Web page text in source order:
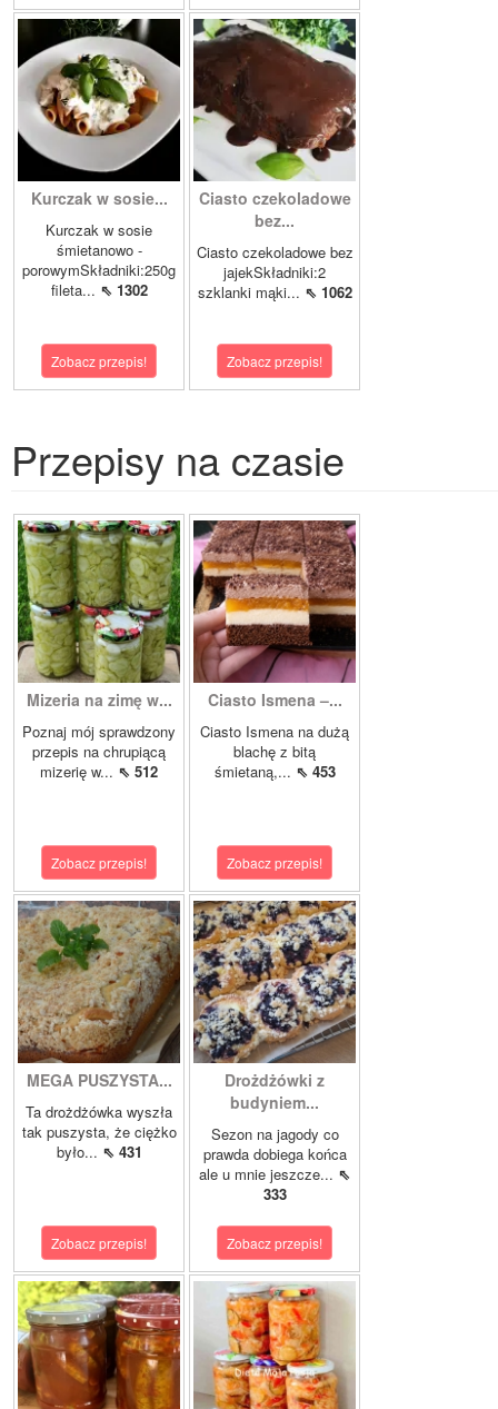
Kurczak w sosie...
Kurczak w sosie
śmietanowo -
porowymSkładniki:250g
fileta... ⇖ 1302
Zobacz przepis!
Ciasto czekoladowe
bez...
Ciasto czekoladowe bez
jajekSkładniki:2
szklanki mąki... ⇖ 1062
Zobacz przepis!
Przepisy na czasie
Mizeria na zimę w...
Poznaj mój sprawdzony
przepis na chrupiącą
mizerię w... ⇖ 512
Zobacz przepis!
Ciasto Ismena –...
Ciasto Ismena na dużą
blachę z bitą
śmietaną,... ⇖ 453
Zobacz przepis!
MEGA PUSZYSTA...
Ta drożdżówka wyszła
tak puszysta, że ciężko
było... ⇖ 431
Zobacz przepis!
Drożdżówki z
budyniem...
Sezon na jagody co
prawda dobiega końca
ale u mnie jeszcze... ⇖
333
Zobacz przepis!